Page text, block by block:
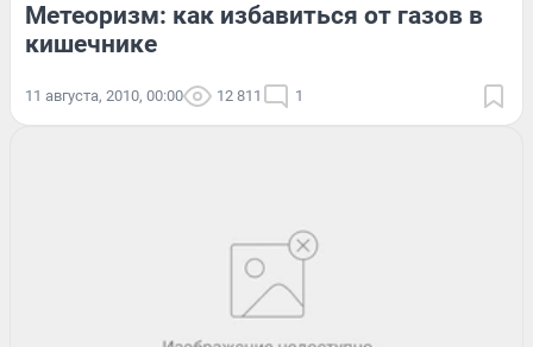
Метеоризм: как избавиться от газов в
кишечнике
11 августа, 2010, 00:00 12 811 1